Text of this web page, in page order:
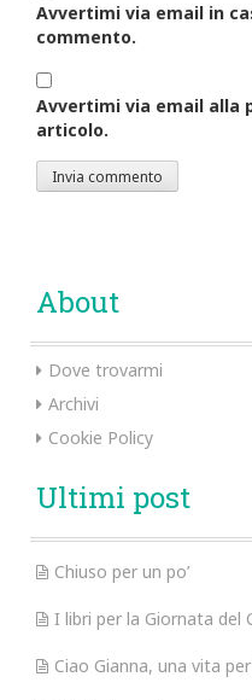
Avvertimi via email in
commento.
Avvertimi via email alla
articolo.
About
Dove trovarmi
Archivi
Cookie Policy
Ultimi post
Chiuso per un po’
I libri per la Giornata del
Ciao Gianna, una vita